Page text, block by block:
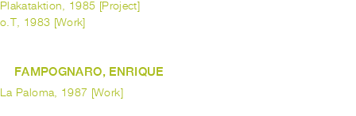
Plakataktion, 1985 [Project]
o.T, 1983 [Work]
FAMPOGNARO, ENRIQUE
La Paloma, 1987 [Work]